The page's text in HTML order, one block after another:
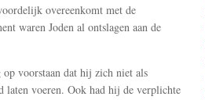
overeenkomt met de
waren Joden al ontslagen aan de
voorstaan dat hij zich niet als
laten voeren. Ook had hij de verplichte